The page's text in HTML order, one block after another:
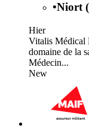
•Niort
Hier
Vitalis Médical
domaine de la
Médecin...
New